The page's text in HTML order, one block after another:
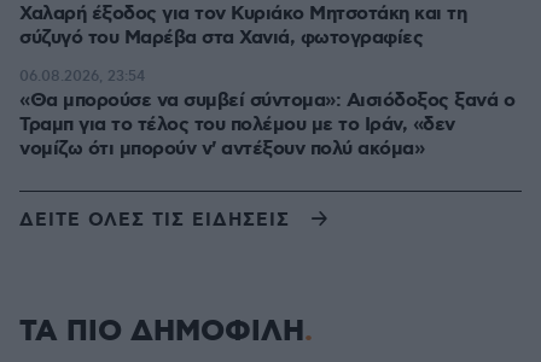
Χαλαρή έξοδος για τον Κυριάκο Μητσοτάκη και τη
σύζυγό του Μαρέβα στα Χανιά, φωτογραφίες
«Θα μπορούσε να συμβεί σύντομα»: Αισιόδοξος ξανά ο
Τραμπ για το τέλος του πολέμου με το Ιράν, «δεν
νομίζω ότι μπορούν ν' αντέξουν πολύ ακόμα»
06.08.2026, 23:54
ΔΕΙΤΕ ΟΛΕΣ ΤΙΣ ΕΙΔΗΣΕΙΣ
ΤΑ ΠΙΟ ΔΗΜΟΦΙΛΗ